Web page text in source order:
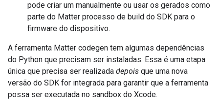
pode criar um manualmente ou usar os gerados como
parte do Matter processo de build do SDK para o
firmware do dispositivo.
A ferramenta Matter codegen tem algumas dependências
do Python que precisam ser instaladas. Essa é uma etapa
única que precisa ser realizada depois que uma nova
versão do SDK for integrada para garantir que a ferramenta
possa ser executada no sandbox do Xcode.